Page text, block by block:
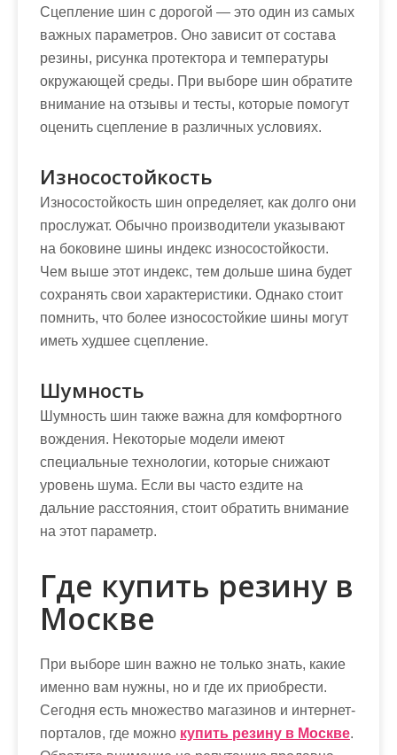
Сцепление шин с дорогой — это один из самых
важных параметров. Оно зависит от состава
резины, рисунка протектора и температуры
окружающей среды. При выборе шин обратите
внимание на отзывы и тесты, которые помогут
оценить сцепление в различных условиях.
Износостойкость
Износостойкость шин определяет, как долго они
прослужат. Обычно производители указывают
на боковине шины индекс износостойкости.
Чем выше этот индекс, тем дольше шина будет
сохранять свои характеристики. Однако стоит
помнить, что более износостойкие шины могут
иметь худшее сцепление.
Шумность
Шумность шин также важна для комфортного
вождения. Некоторые модели имеют
специальные технологии, которые снижают
уровень шума. Если вы часто ездите на
дальние расстояния, стоит обратить внимание
на этот параметр.
Где купить резину в
Москве
При выборе шин важно не только знать, какие
именно вам нужны, но и где их приобрести.
Сегодня есть множество магазинов и интернет-
порталов, где можно купить резину в Москве.